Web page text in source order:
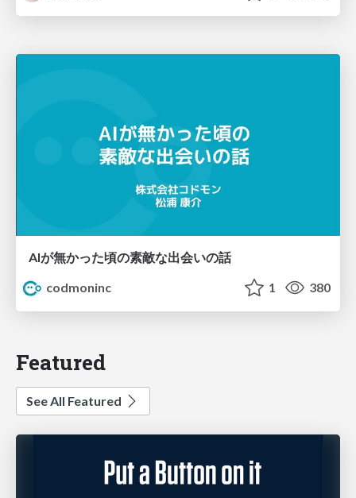
AIが無かった頃の素敵な出会いの話
codmoninc
1 380
Featured
See All Featured